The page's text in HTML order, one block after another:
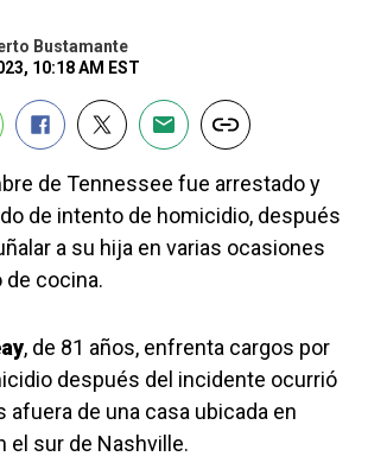
Bustamante
10:18 AM EST
de Tennessee fue arrestado y
de intento de homicidio, después
a su hija en varias ocasiones
cocina.
, de 81 años, enfrenta cargos por
después del incidente ocurrió
afuera de una casa ubicada en
el sur de Nashville.